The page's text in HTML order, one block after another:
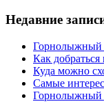
Недавние
Горнолыжный
Как добраться
Куда можно
Самые
Горнолыжный